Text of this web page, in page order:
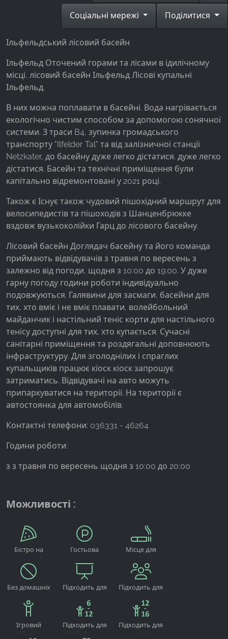
Поділитися
Соціальні мережі
Ільфельдський лісовий басейн
Ільфельд Оточений горами та лісами в ідилічному
місці, лісовий басейн Ільфельд Лісові купальні
Ільфельд.
В них можна поплавати в басейні. Вода нагрівається
екологічно чистим способом за допомогою сонячної
системи. З траси B4, зупинка громадського
транспорту "Ilfelder Tal" та від залізничної станції
Netzkater, до басейну дуже легко дістатися. дуже легко
дістатися. Басейн та технічні приміщення були
капітально відремонтовані у 2021 році.
Також є Існує також чудовий пішохідний маршрут для
велосипедистів та пішоходів з Шанценбрюкке
вздовж вузькоколійки Гарц до лісового басейну.
Лісовий басейн Доглядач басейну та його команда
приймають відвідувачів з травня по вересень з
залежно від погоди, щодня з 10:00 до 19:00. У дуже
гарну погоду години роботи індивідуально
подовжуються. Галявини для засмаги, басейни для
тих, хто вміє і не вміє плавати, волейбольний
майданчик і настільний теніс корти для настільного
тенісу доступні для тих, хто купається. Сучасні
санітарні приміщення та роздягальні доповнюють
інфраструктуру. Для зголоднілих і спраглих
купальщиків працює кіоск кіоск запрошує
затриматись. Відвідувачі на авто можуть
припаркуватися на території. На території є
автостоянка для автомобілів.
Контактні телефони: 036331 - 46264
Години роботи:
з з травня по вересень щодня з 10:00 до 20:00
Можливості :
Бістро на
території
готелю
Гостьова
Місце для
паління
Без домашніх
Підходить для
заходів
Підходить для
Ігровий
майданчик
Підходить для
дітей від 6-12
Підходить для
молоді від 12-
Facebook Pixel
Name:
Provider:
Facebook Ireland Ltd.
Вимірювання реклами та маркетинг
Cookie duration:
3 місяці - 1 рік
СТАТИСТИКА
Статистичні файли cookie збирають інформацію
анонімно. Ця інформація допомагає нам
зрозуміти, як наші відвідувачі використовують
Google Analytics
_ga, _gid, _gac_gb_
Provider:
Google LLC
Purpose:
Збір статистики про використання веб-сайту
Cookie duration:
24 години - 2 роки